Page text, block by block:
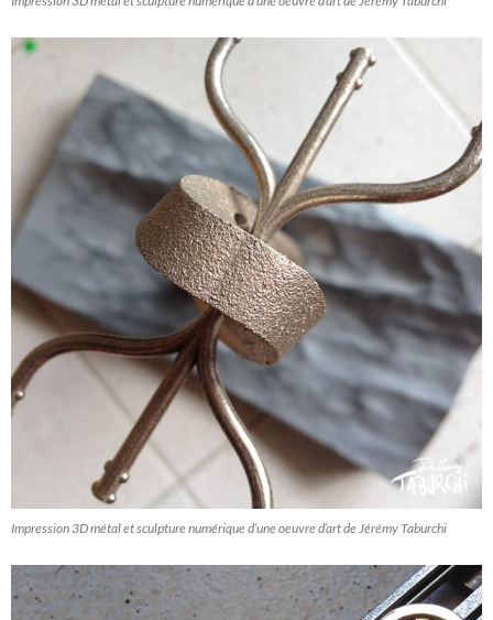
Impression 3D métal et sculpture numérique d’une oeuvre d’art de Jérémy Taburchi